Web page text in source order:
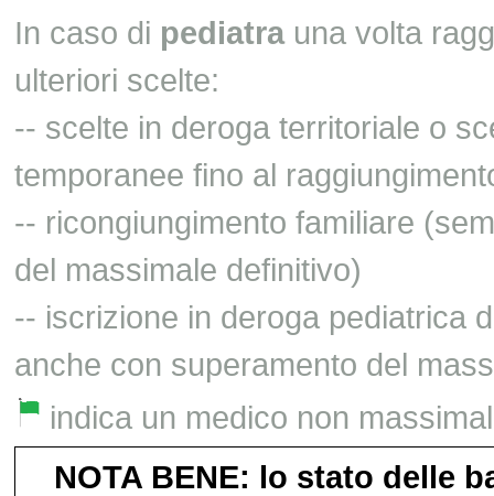
In caso di pediatrauna volta
ulteriori scelte:
-- scelte in deroga territoriale o
temporanee fino al
-- ricongiungimento familiare
del massimale definitivo)
-- iscrizione in deroga pediatrica
anche con superamento del
indica un medico non
NOTA BENE: lo stato delle